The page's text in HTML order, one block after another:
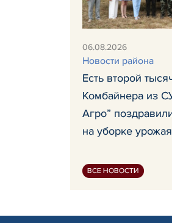
06.08.2026
Новости района
Есть второй
Комбайнера из
Агро”
на уборке урожая
ВСЕ НОВОСТИ